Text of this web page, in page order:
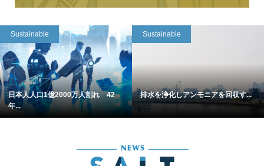
Sustainable
日本人人口1億2000万人割れ 42
年...
Sustainable
排水を浄化しアンモニアを回収す...